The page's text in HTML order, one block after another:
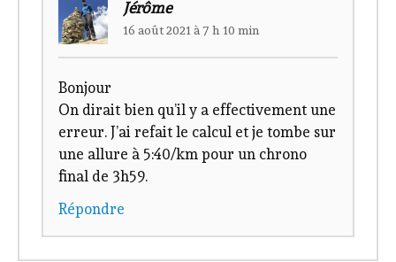
Jérôme
16 août 2021 à 7 h 10 min
Bonjour
On dirait bien qu’il y a effectivement une
erreur. J’ai refait le calcul et je tombe sur
une allure à 5:40/km pour un chrono
final de 3h59.
Répondre